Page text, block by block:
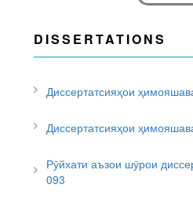
DISSERTATIONS
Диссертатсияҳои
Диссертатсияҳои
Рӯйхати аъзои шӯрои
093